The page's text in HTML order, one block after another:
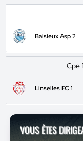
Baisieux Asp 2
Cpe
Linselles FC 1
VOUS ÊTES